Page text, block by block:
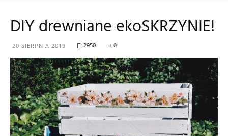
Abrys
DIY drewniane ekoSKRZYNIE!
20 SIERPNIA 2019 2950 0